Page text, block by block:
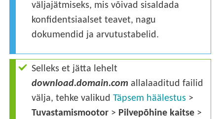
väljajätmiseks, mis võivad sisaldada
konfidentsiaalset teavet, nagu
dokumendid ja arvutustabelid.
Selleks et jätta lehelt
download.domain.com allalaaditud failid
välja, tehke valikudTäpsem häälestus >
Tuvastamismootor > Pilvepõhine kaitse >